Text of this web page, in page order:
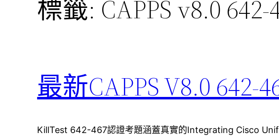
標籤: CAPPS v8.0 642-
最新CAPPS V8.0
KillTest 642-467認證考題涵蓋真實的Integrating Cisco